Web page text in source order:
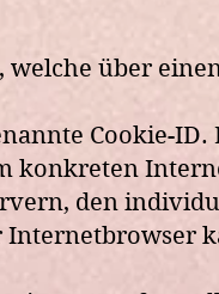
welche über
Cookie-
konkreten
den